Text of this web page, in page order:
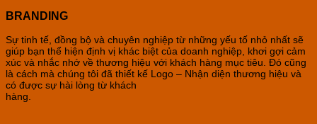
BRANDING
Sự tinh tế, đồng bộ và chuyên nghiệp từ những yếu tố nhỏ nhất sẽ
giúp bạn thể hiện định vị khác biệt của doanh nghiệp, khơi gợi cảm
xúc và nhắc nhớ về thương hiệu với khách hàng mục tiêu. Đó cũng
là cách mà chúng tôi đã thiết kế Logo – Nhận diện thương hiệu và
có được sự hài lòng từ khách
hàng.